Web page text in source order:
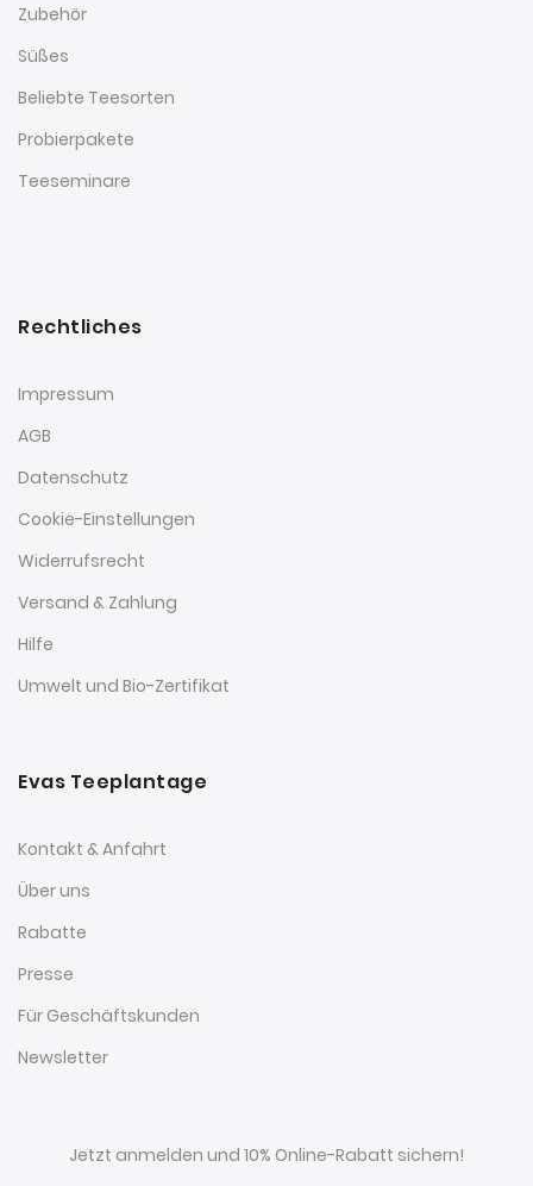
Zubehör
Süßes
Beliebte Teesorten
Probierpakete
Teeseminare
Rechtliches
Impressum
AGB
Datenschutz
Cookie-Einstellungen
Widerrufsrecht
Versand & Zahlung
Hilfe
Umwelt und Bio-Zertifikat
Evas Teeplantage
Kontakt & Anfahrt
Über uns
Rabatte
Presse
Für Geschäftskunden
Newsletter
Jetzt anmelden und 10% Online-Rabatt sichern!